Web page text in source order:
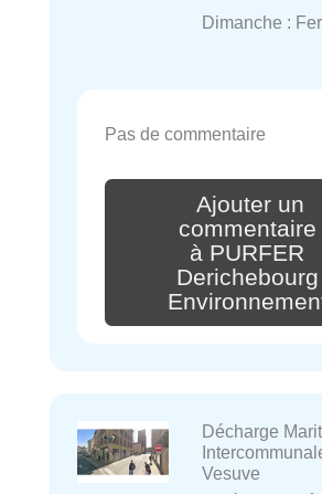
Dimanche :
Pas de commentaire
Ajouter un
commentaire
à PURFER
Derichebourg
Décharge
Vesuve